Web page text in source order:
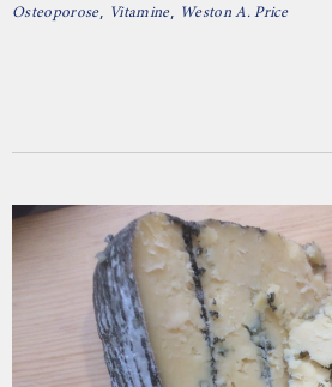
Osteoporose, Vitamine, Weston A. Price